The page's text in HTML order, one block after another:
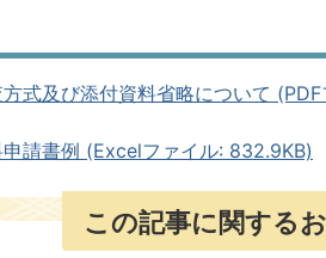
式及び添付資料省略について
請書例 (Excelファイル: 832.9KB)
この記事に関する